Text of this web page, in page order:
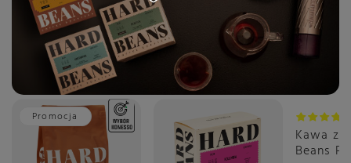
Promocja
Kawa
Beans